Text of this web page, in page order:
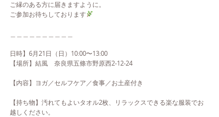
ご縁のある方に届きますように。
ご参加お待ちしております
日時】6月21日（日）10:00〜13:00
【場所】結風 奈良県五條市野原西2-12-24
【内容】ヨガ／セルフケア／食事／お土産付き
【持ち物】汚れてもよいタオル2枚、リラックスできる楽な服装でお
越しください。